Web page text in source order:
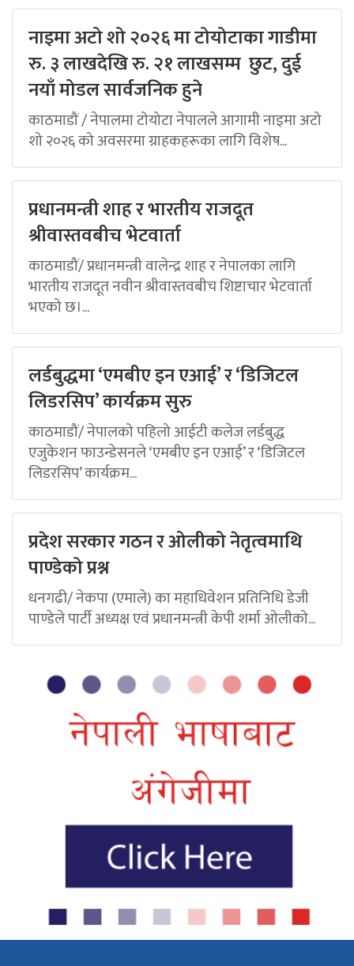
नाइमा अटो शो २०२६ मा टोयोटाका गाडीमा
रु. ३ लाखदेखि रु. २१ लाखसम्म छुट, दुई
नयाँ मोडल सार्वजनिक हुने
काठमाडौं / नेपालमा टोयोटा नेपालले आगामी नाइमा अटो
शो २०२६ को अवसरमा ग्राहकहरूका लागि विशेष...
प्रधानमन्त्री शाह र भारतीय राजदूत
श्रीवास्तवबीच भेटवार्ता
काठमाडौं/ प्रधानमन्त्री वालेन्द्र शाह र नेपालका लागि
भारतीय राजदूत नवीन श्रीवास्तवबीच शिष्टाचार भेटवार्ता
भएको छ।...
लर्डबुद्धमा ‘एमबीए इन एआई’ र ‘डिजिटल
लिडरसिप’ कार्यक्रम सुरु
काठमाडौं/ नेपालको पहिलो आईटी कलेज लर्डबुद्ध
एजुकेशन फाउन्डेसनले ‘एमबीए इन एआई’ र ‘डिजिटल
लिडरसिप’ कार्यक्रम...
प्रदेश सरकार गठन र ओलीको नेतृत्वमाथि
पाण्डेको प्रश्न
धनगढी/ नेकपा (एमाले) का महाधिवेशन प्रतिनिधि डेजी
पाण्डेले पार्टी अध्यक्ष एवं प्रधानमन्त्री केपी शर्मा ओलीको...